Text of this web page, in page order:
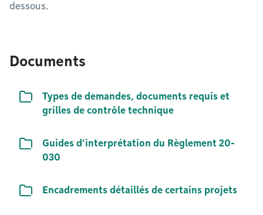
dessous.
Documents
Liste de documents
Types de demandes, documents requis et
grilles de contrôle technique
Liste de documents
Guides d’interprétation du Règlement 20-
030
Liste de documents
Encadrements détaillés de certains projets